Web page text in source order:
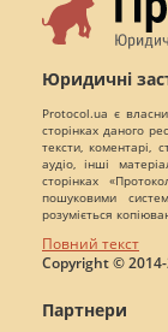
Юридичні
Protocol.ua є
сторінках даного
тексти, коментарі,
аудіо, інші
сторінках
пошуковими
розуміється
Повний текст
Copyright © 2014-
Партнери